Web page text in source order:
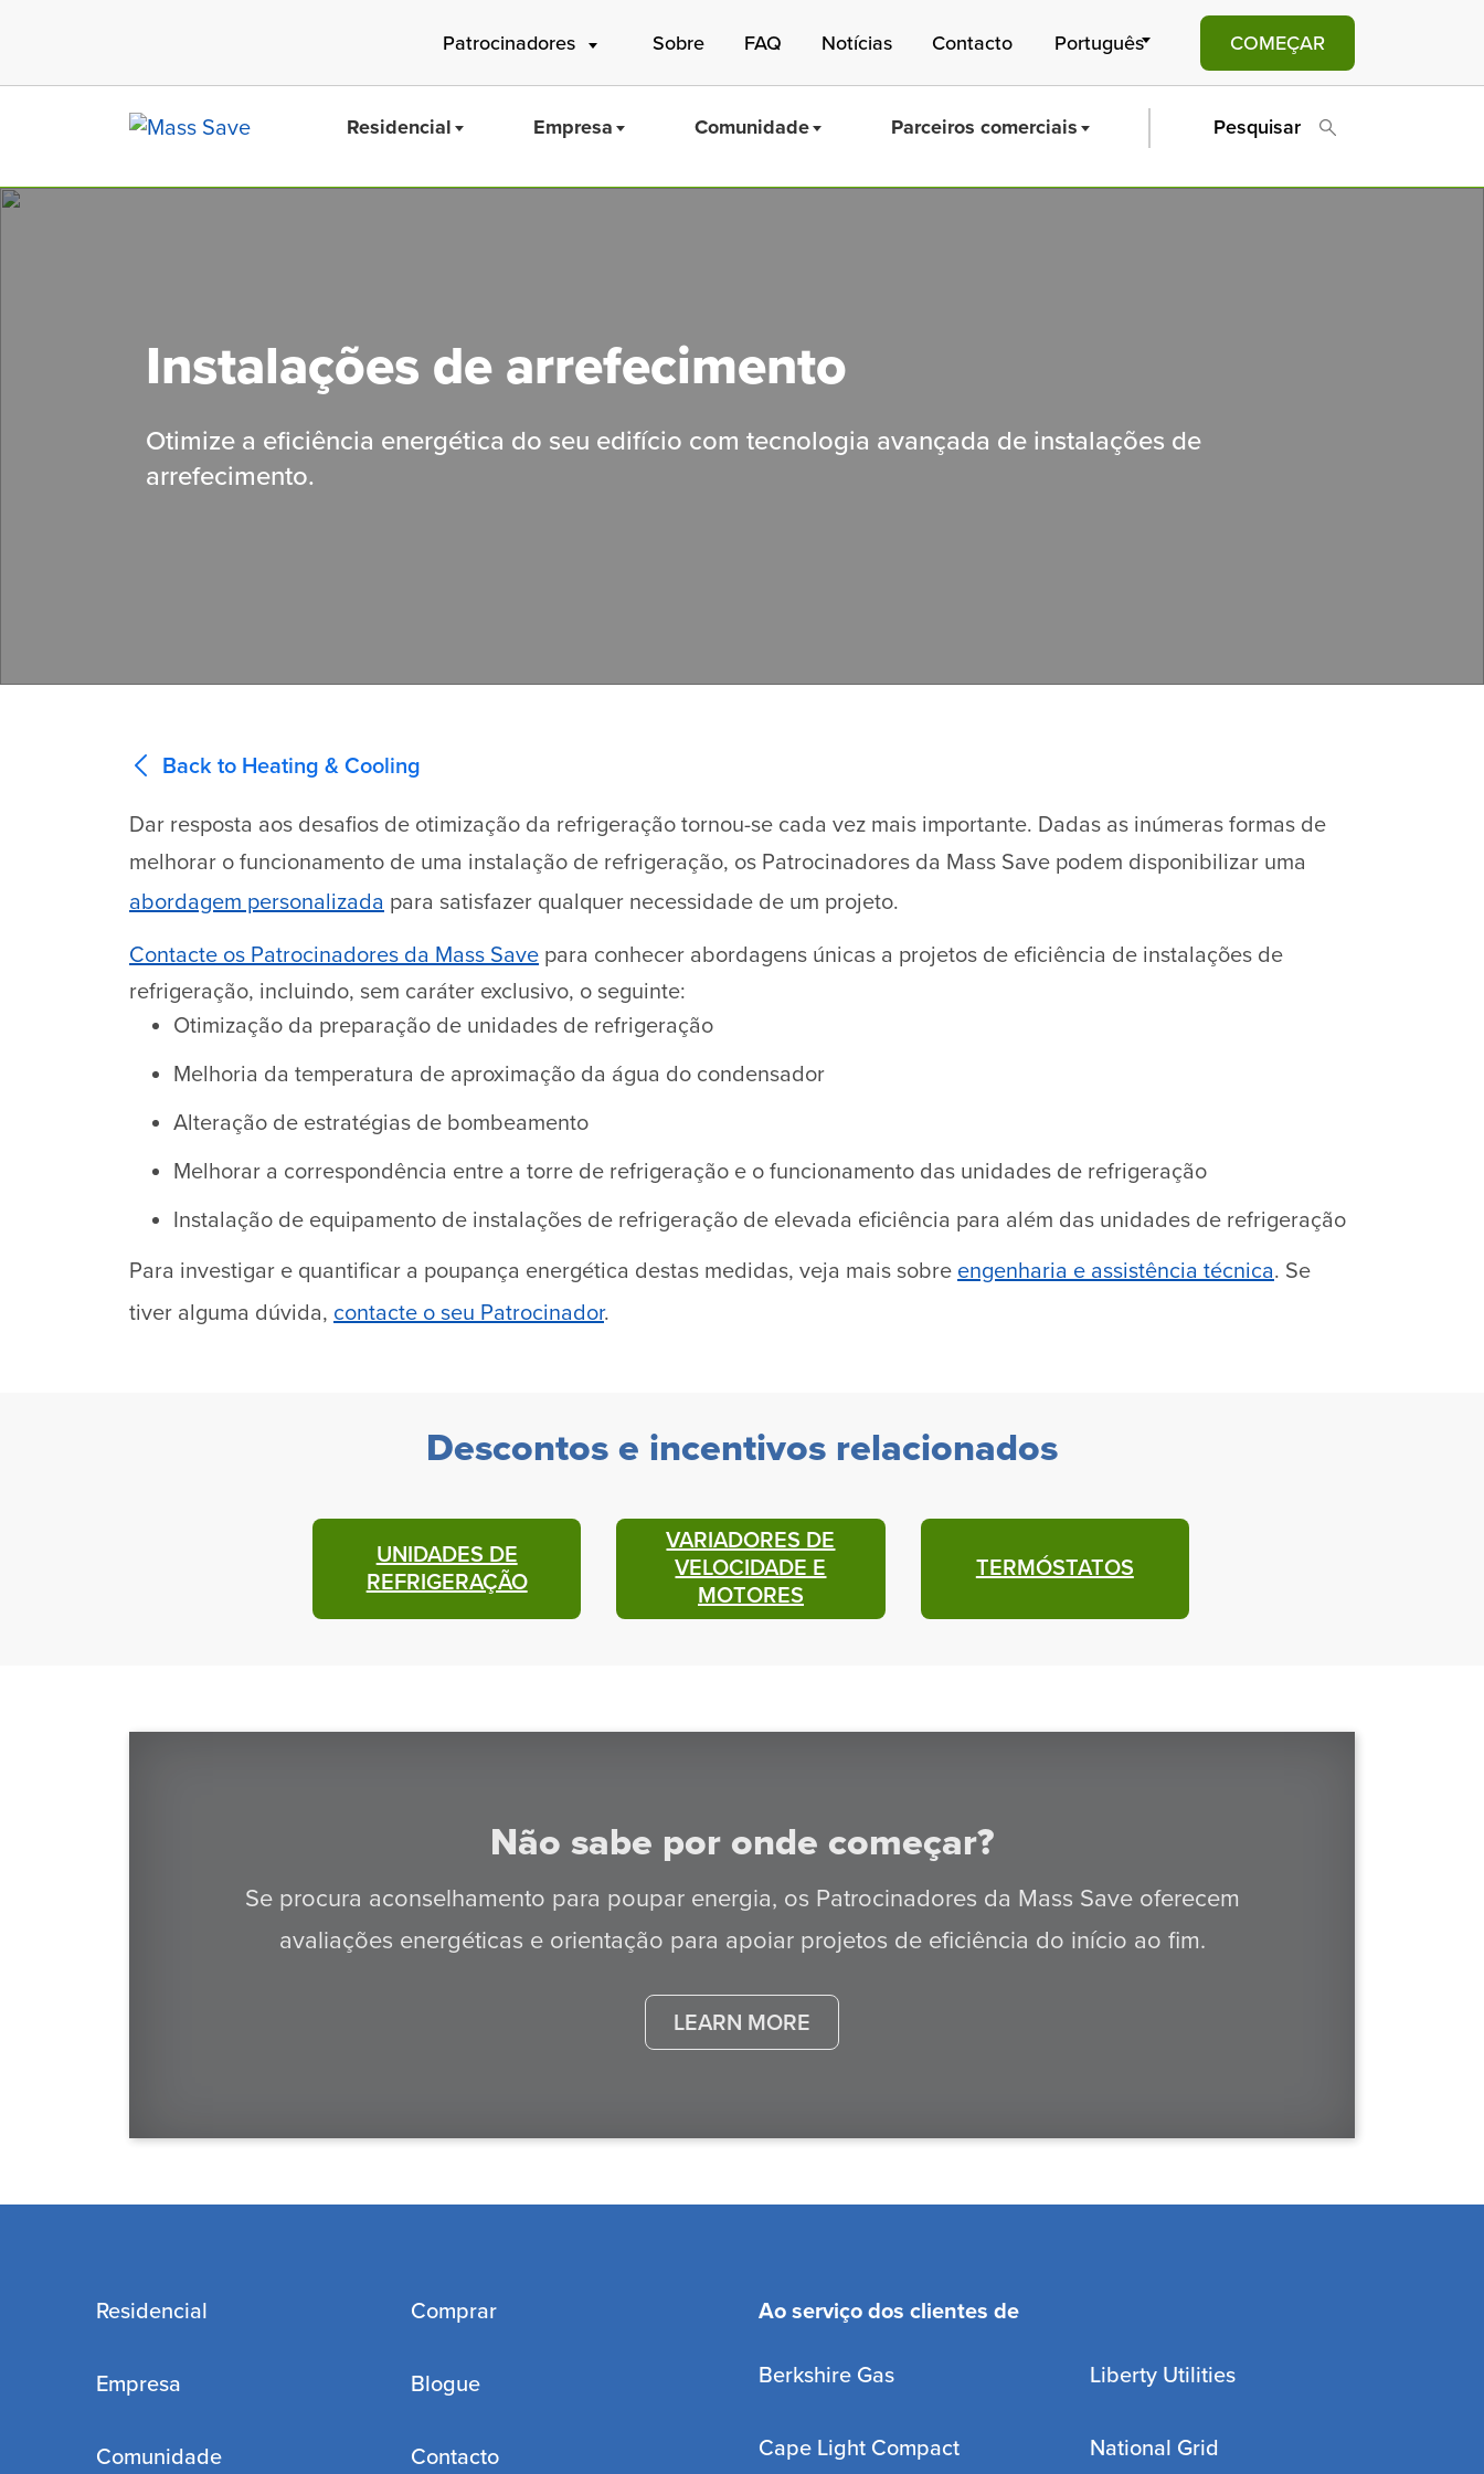
Patrocinadores Sobre FAQ Notícias Contacto COMEÇAR
Residencial Empresa Comunidade Parceiros comerciais Pesquisar
Instalações de arrefecimento
Otimize a eficiência energética do seu edifício com tecnologia avançada de instalações de
arrefecimento.
Back to Heating & Cooling
Dar resposta aos desafios de otimização da refrigeração tornou-se cada vez mais importante. Dadas as inúmeras formas de
melhorar o funcionamento de uma instalação de refrigeração, os Patrocinadores da Mass Save podem disponibilizar uma
abordagem personalizada para satisfazer qualquer necessidade de um projeto.
Contacte os Patrocinadores da Mass Save para conhecer abordagens únicas a projetos de eficiência de instalações de
refrigeração, incluindo, sem caráter exclusivo, o seguinte:
Otimização da preparação de unidades de refrigeração
Melhoria da temperatura de aproximação da água do condensador
Alteração de estratégias de bombeamento
Melhorar a correspondência entre a torre de refrigeração e o funcionamento das unidades de refrigeração
Instalação de equipamento de instalações de refrigeração de elevada eficiência para além das unidades de refrigeração
Para investigar e quantificar a poupança energética destas medidas, veja mais sobre engenharia e assistência técnica. Se
tiver alguma dúvida, contacte o seu Patrocinador.
Descontos e incentivos relacionados
UNIDADES DE
REFRIGERAÇÃO
VARIADORES DE
VELOCIDADE E
MOTORES
TERMÓSTATOS
Não sabe por onde começar?
Se procura aconselhamento para poupar energia, os Patrocinadores da Mass Save oferecem
avaliações energéticas e orientação para apoiar projetos de eficiência do início ao fim.
LEARN MORE
Residencial
Empresa
Comunidade
Comprar
Blogue
Contacto
Ao serviço dos clientes de
Berkshire Gas
Cape Light Compact
Liberty Utilities
National Grid